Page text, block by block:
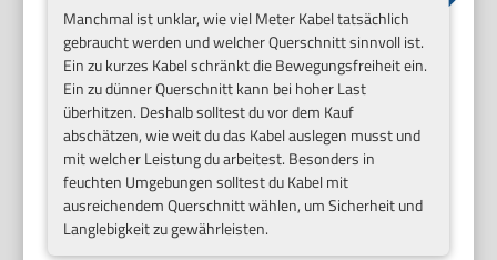
Manchmal ist unklar, wie viel Meter Kabel tatsächlich
gebraucht werden und welcher Querschnitt sinnvoll ist.
Ein zu kurzes Kabel schränkt die Bewegungsfreiheit ein.
Ein zu dünner Querschnitt kann bei hoher Last
überhitzen. Deshalb solltest du vor dem Kauf
abschätzen, wie weit du das Kabel auslegen musst und
mit welcher Leistung du arbeitest. Besonders in
feuchten Umgebungen solltest du Kabel mit
ausreichendem Querschnitt wählen, um Sicherheit und
Langlebigkeit zu gewährleisten.